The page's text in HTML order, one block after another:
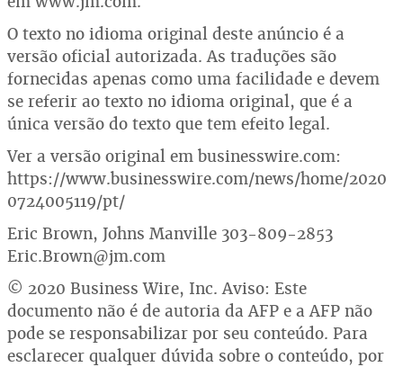
O texto no idioma original deste anúncio é a
versão oficial autorizada. As traduções são
fornecidas apenas como uma facilidade e devem
se referir ao texto no idioma original, que é a
única versão do texto que tem efeito legal.
Ver a versão original em businesswire.com:
https://www.businesswire.com/news/home/2020
0724005119/pt/
Eric Brown, Johns Manville 303-809-2853
Eric.Brown@jm.com
© 2020 Business Wire, Inc. Aviso: Este
documento não é de autoria da AFP e a AFP não
pode se responsabilizar por seu conteúdo. Para
esclarecer qualquer dúvida sobre o conteúdo, por